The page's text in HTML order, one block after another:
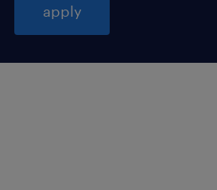
apply